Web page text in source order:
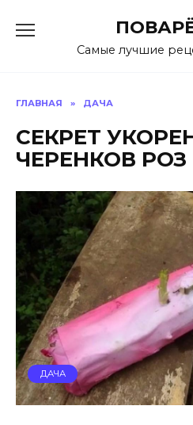
содержаниюСамые лучшие
ГЛАВНАЯ » ДАЧА
СЕКРЕТ
ЧЕРЕНКОВ РОЗ
ДАЧА